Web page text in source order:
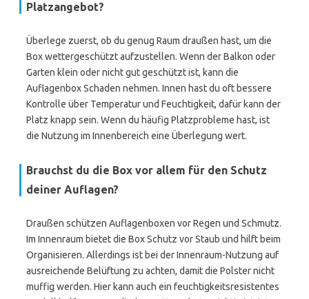
Platzangebot?
Überlege zuerst, ob du genug Raum draußen hast, um die
Box wettergeschützt aufzustellen. Wenn der Balkon oder
Garten klein oder nicht gut geschützt ist, kann die
Auflagenbox Schaden nehmen. Innen hast du oft bessere
Kontrolle über Temperatur und Feuchtigkeit, dafür kann der
Platz knapp sein. Wenn du häufig Platzprobleme hast, ist
die Nutzung im Innenbereich eine Überlegung wert.
Brauchst du die Box vor allem für den Schutz
deiner Auflagen?
Draußen schützen Auflagenboxen vor Regen und Schmutz.
Im Innenraum bietet die Box Schutz vor Staub und hilft beim
Organisieren. Allerdings ist bei der Innenraum-Nutzung auf
ausreichende Belüftung zu achten, damit die Polster nicht
muffig werden. Hier kann auch ein feuchtigkeitsresistentes